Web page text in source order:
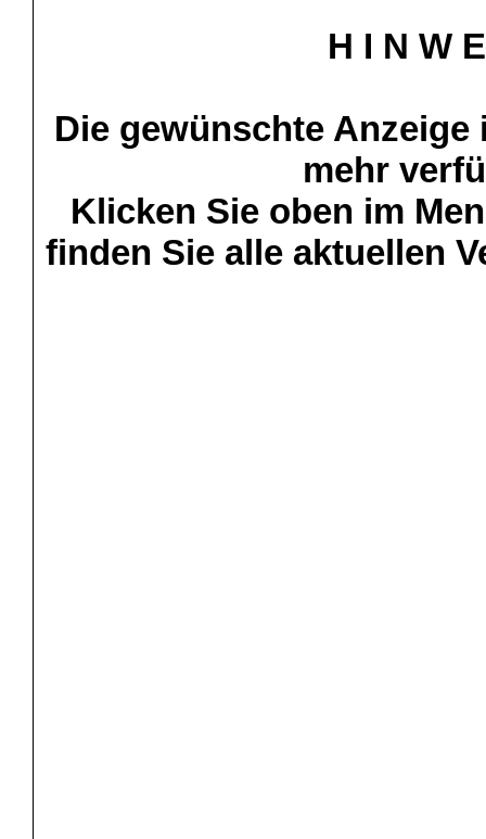
H I N W
Die gewünschte
mehr
Klicken Sie oben im
finden Sie alle aktuellen